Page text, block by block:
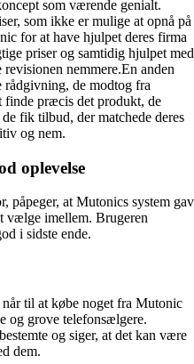
som værende genialt.
som ikke er mulige at opnå på
for at have hjulpet deres firma
priser og samtidig hjulpet med
nemmere.En anden
de modtog fra
finde præcis det produkt, de
fik tilbud, der matchede deres
og nem.
oplevelse
påpeger, at Mutonics system gav
vælge imellem. Brugeren
i sidste ende.
til at købe noget fra Mutonic
og grove telefonsælgere.
og siger, at det kan være
dem.